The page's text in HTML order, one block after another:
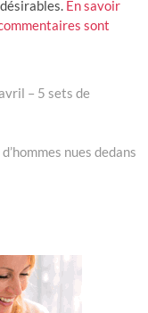
En savoir
sont
– 5 sets de
nues dedans